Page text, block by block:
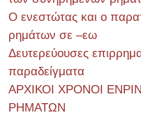
Ο ενεστώτας και ο
ρημάτων σε –εω
Δευτερεύουσες
παραδείγματα
ΑΡΧΙΚΟΙ ΧΡΟΝΟΙ
ΡΗΜΑΤΩΝ